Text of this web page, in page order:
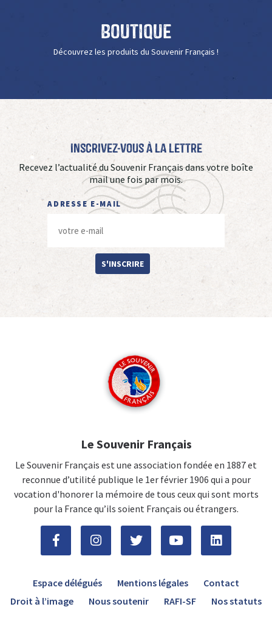
Boutique
Découvrez les produits du Souvenir Français !
Inscrivez-vous à La Lettre
Recevez l’actualité du Souvenir Français dans votre boîte
mail une fois par mois.
ADRESSE E-MAIL
S'INSCRIRE
Le Souvenir Français
Le Souvenir Français est une association fondée en 1887 et
reconnue d’utilité publique le 1er février 1906 qui a pour
vocation d'honorer la mémoire de tous ceux qui sont morts
pour la France qu’ils soient Français ou étrangers.
Espace délégués Mentions légales
Contact
Droit à l’image
Nous soutenir RAFI-SF Nos statuts